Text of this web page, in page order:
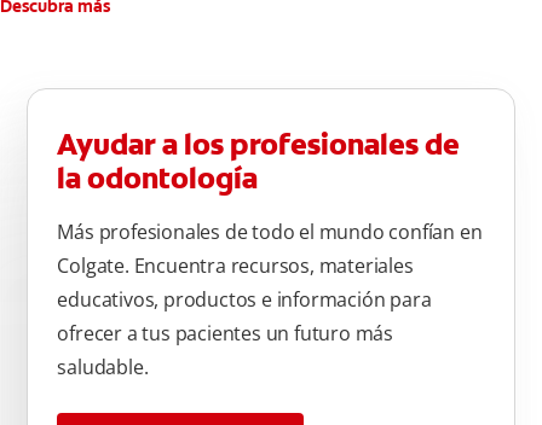
Descubra más
Ayudar a los profesionales de
la odontología
Más profesionales de todo el mundo confían en
Colgate. Encuentra recursos, materiales
educativos, productos e información para
ofrecer a tus pacientes un futuro más
saludable.